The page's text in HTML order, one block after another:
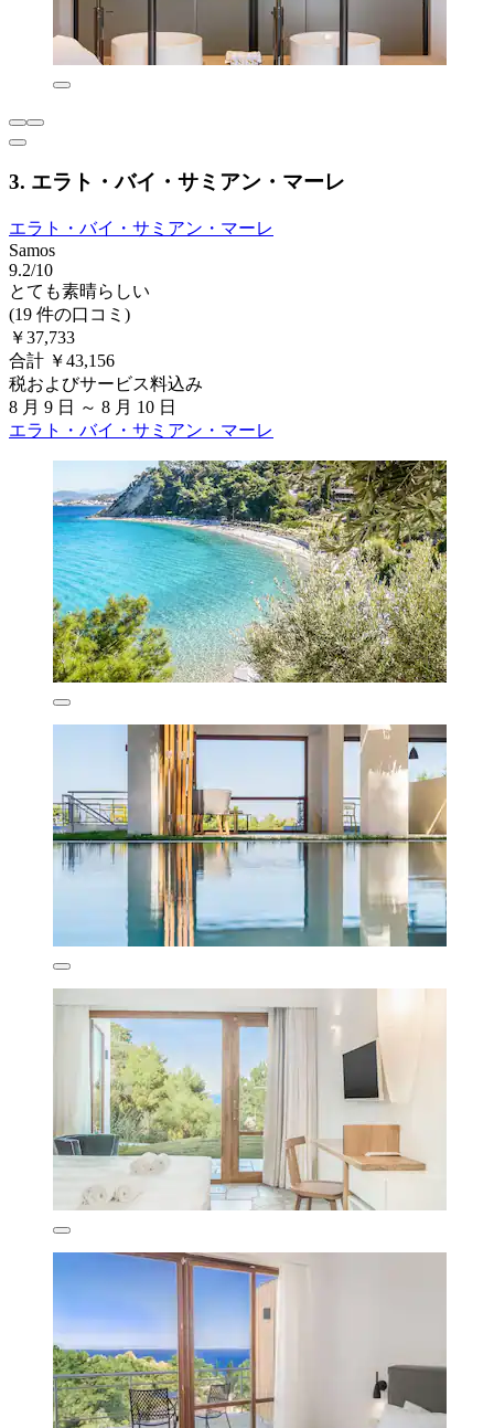
3. エラト・バイ・サミアン・マーレ
エラト・バイ・サミアン・マーレ
Samos
9.2/10
とても素晴らしい
(19 件の口コミ)
￥37,733
合計 ￥43,156
税およびサービス料込み
8 月 9 日 ～ 8 月 10 日
エラト・バイ・サミアン・マーレ